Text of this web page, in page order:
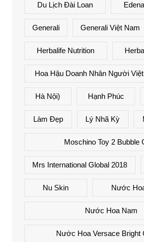
Du Lịch Đài Loan Edena
Generali Generali Việt Nam
Herbalife Nutrition
Hoa Hậu Doanh Nhân Người
Hà Nội) Hạnh Phúc
Làm Đẹp Lý Nhã Kỳ
Moschino Toy 2 Bubble
Mrs International Global 2018
Nu Skin Nước
Nước Hoa Nam
Nước Hoa Versace Bright